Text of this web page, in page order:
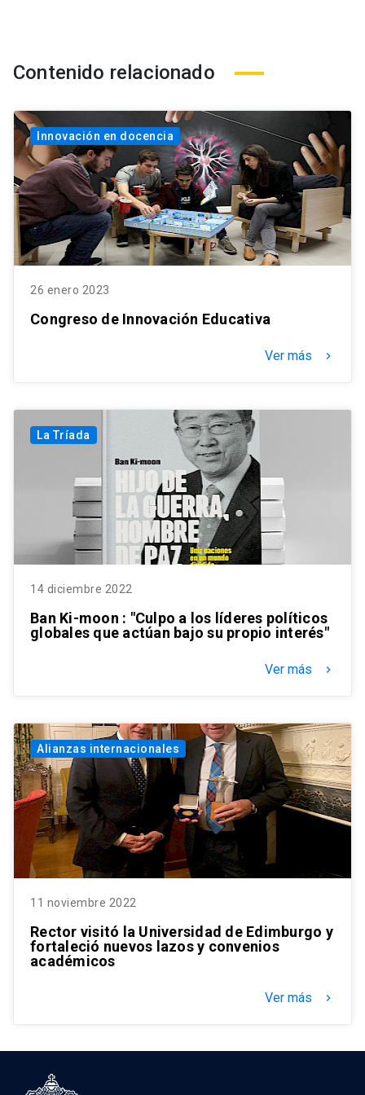
Contenido relacionado
Innovación en docencia
26 enero 2023
Congreso de Innovación Educativa
Ver más keyboard_arrow_right
La Tríada
14 diciembre 2022
Ban Ki-moon : "Culpo a los líderes políticos
globales que actúan bajo su propio interés"
Ver más keyboard_arrow_right
Alianzas internacionales
11 noviembre 2022
Rector visitó la Universidad de Edimburgo y
fortaleció nuevos lazos y convenios
académicos
Ver más keyboard_arrow_right